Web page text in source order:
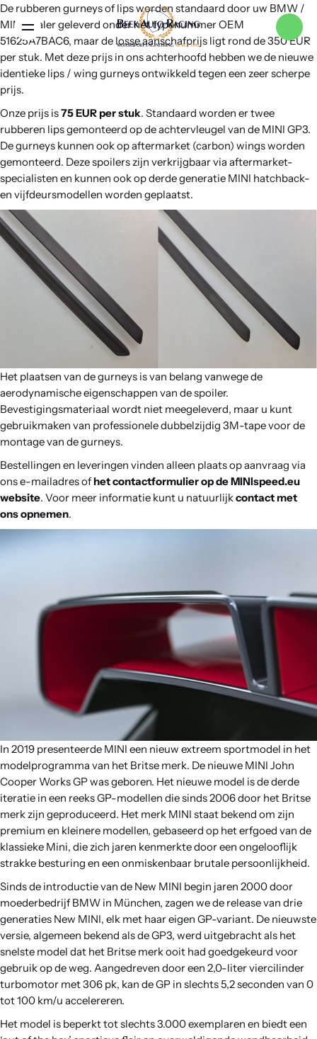
Menu
Home
Services
Merken
Nieuws
Over ons
Contact
De rubberen gurneys of lips worden standaard door uw BMW /
MINI dealer geleverd onder het typenummer OEM
51625A7BAC6, maar de losse aanschafprijs ligt rond de 350 EUR
per stuk. Met deze prijs in ons achterhoofd hebben we de nieuwe
identieke lips / wing gurneys ontwikkeld tegen een zeer scherpe
prijs.
Onze prijs is75 EUR per stuk. Standaard worden er twee
rubberen lips gemonteerd op de achtervleugel van de MINI GP3.
De gurneys kunnen ook op aftermarket (carbon) wings worden
gemonteerd. Deze spoilers zijn verkrijgbaar via aftermarket-
specialisten en kunnen ook op derde generatie MINI hatchback-
en vijfdeursmodellen worden geplaatst.
Het plaatsen van de gurneys is van belang vanwege de
aerodynamische eigenschappen van de spoiler.
Bevestigingsmateriaal wordt niet meegeleverd, maar u kunt
gebruikmaken van professionele dubbelzijdig 3M-tape voor de
montage van de gurneys.
Bestellingen en leveringen vinden alleen plaats op aanvraag via
ons e-mailadres of het contactformulier op de MINIspeed.eu
website. Voor meer informatie kunt u natuurlijkcontact met
ons opnemen.
In 2019 presenteerde MINI een nieuw extreem sportmodel in het
modelprogramma van het Britse merk. De nieuwe MINI John
Cooper Works GP was geboren. Het nieuwe model is de derde
iteratie in een reeks GP-modellen die sinds 2006 door het Britse
merk zijn geproduceerd. Het merk MINI staat bekend om zijn
premium en kleinere modellen, gebaseerd op het erfgoed van de
klassieke Mini, die zich jaren kenmerkte door een ongelooflijk
strakke besturing en een onmiskenbaar brutale persoonlijkheid.
Sinds de introductie van de New MINI begin jaren 2000 door
moederbedrijf BMW in München, zagen we de release van drie
generaties New MINI, elk met haar eigen GP-variant. De nieuwste
versie, algemeen bekend als de GP3, werd uitgebracht als het
snelste model dat het Britse merk ooit had goedgekeurd voor
gebruik op de weg. Aangedreven door een 2,0-liter viercilinder
turbomotor met 306 pk, kan de GP in slechts 5,2 seconden van 0
tot 100 km/u accelereren.
Het model is beperkt tot slechts 3.000 exemplaren en biedt een